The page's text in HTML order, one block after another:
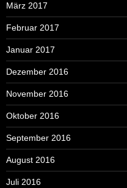
März 2017
Februar 2017
Januar 2017
Dezember 2016
November 2016
Oktober 2016
September 2016
August 2016
Juli 2016